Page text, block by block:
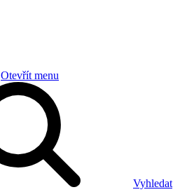
Otevřít menu
Vyhledat